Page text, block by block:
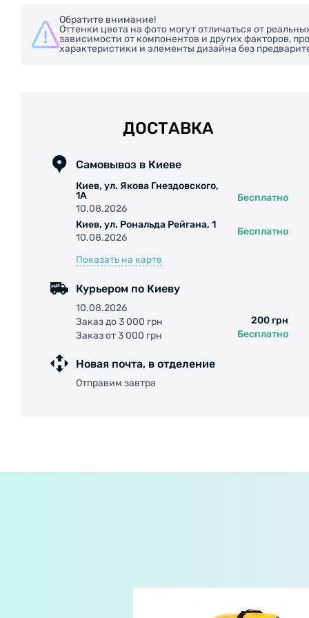
Обратите внимание!
Оттенки цвета на фото могут отличаться от
зависимости от компонентов и других факторов,
характеристики и элементы дизайна без
ДОСТАВКА
Самовывоз в Киеве
Киев, ул. Якова Гнездовского,
1А
10.08.2026
Бесплатно
Киев, ул. Рональда Рейгана, 1
10.08.2026
Бесплатно
Показать на карте
Курьером по Киеву
10.08.2026
Заказ до 3 000 грн
200 грн
Заказ от 3 000 грн
Бесплатно
Новая почта, в отделение
Отправим завтра